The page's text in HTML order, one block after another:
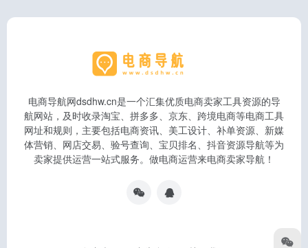
电商导航网dsdhw.cn是一个汇集优质电商卖家工具资源的导
航网站，及时收录淘宝、拼多多、京东、跨境电商等电商工具
网址和规则，主要包括电商资讯、美工设计、补单资源、新媒
体营销、网店交易、验号查询、宝贝排名、抖音资源导航等为
卖家提供运营一站式服务。做电商运营来电商卖家导航！